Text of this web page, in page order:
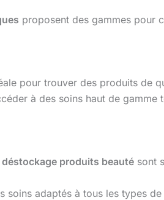
proposent des gammes pour
pour trouver des produits de
à des soins haut de
déstockage produits beauté sont
soins adaptés à tous les types